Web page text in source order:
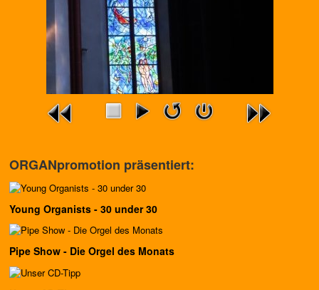
ORGANpromotion präsentiert:
Young Organists - 30 under 30
Pipe Show - Die Orgel des Monats